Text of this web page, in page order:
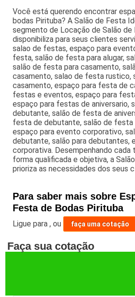
Você está querendo encontrar
bodas Pirituba? A Salão de Festa
segmento de Locação de Salão de
disponibiliza para seus clientes
salao de festas, espaço para
festa, salão de festa para alugar,
salão de festa para casamento,
casamento, salao de festa rustico,
casamento, espaço para festa de
festas e eventos, espaço para
espaço para festas de aniversario,
debutante, salão de festa de
festa de debutante, salão de festa
espaço para evento corporativo,
debutante, salão para debutantes,
corporativa. Desempenhando cada
forma qualificada e objetiva, a
prioriza as necessidades dos seus
Para saber mais sobre
Festa de Bodas Pirituba
Ligue para,ou faça uma cotação
Faça sua cotação